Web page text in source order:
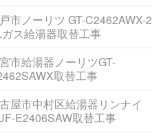
市ノーリツ GT-C2462AWX-2
ス給湯器取替工事
市給湯器ノーリツGT-
取替工事
屋市中村区給湯器リンナイ
E2406SAW取替工事